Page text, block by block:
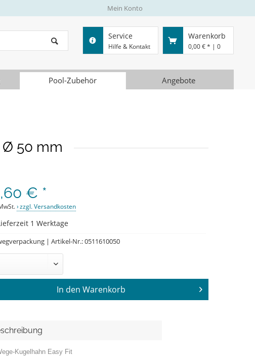
Mein Konto
Service
Hilfe & Kontakt
Warenkorb
0,00 € * | 0
Pool-Zubehör Angebote
Ø 50 mm
€ *
zzgl. Versandkosten
1 Werktage
| Artikel-Nr.: 0511610050
In den Warenkorb
Kugelhahn Easy Fit